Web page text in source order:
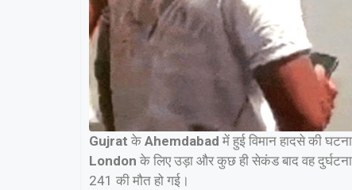
Gujrat के Ahemdabad में हुई विमान हादसे की
London के लिए उड़ा और कुछ ही सेकंड बाद वह
241 की मौत हो गई।